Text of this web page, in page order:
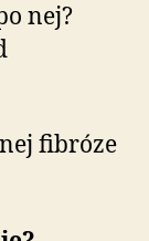
nej?
fibróze